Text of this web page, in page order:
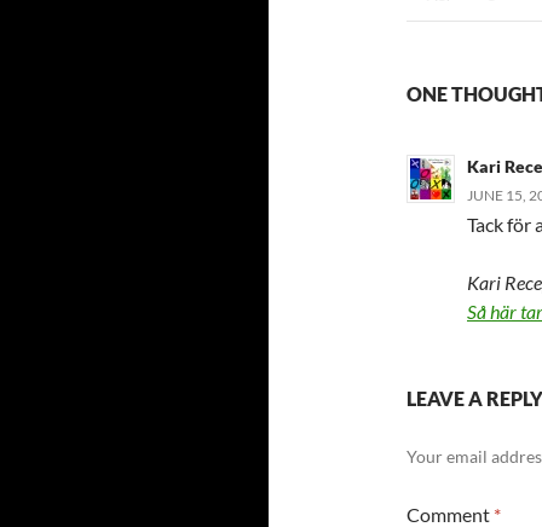
ONE
Kari
JUNE 15,
Tack för
Kari
Så här
LEAVE A REPLY
Your email
Comment *